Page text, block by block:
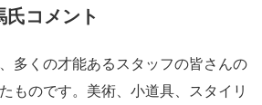
コメント
多くの才能あるスタッフの皆さんの
ものです。美術、小道具、スタイリ